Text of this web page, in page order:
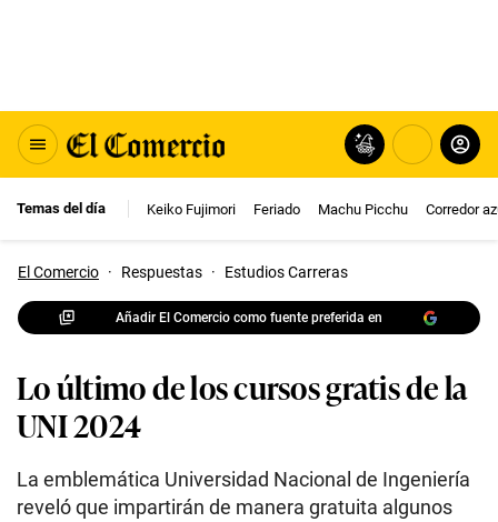
Temas del día Keiko Fujimori Feriado Machu Picchu Corredor
El Comercio · Respuestas · Estudios Carreras
Añadir El Comercio como fuente preferida en
Lo último de los cursos gratis de la
UNI 2024
La emblemática Universidad Nacional de Ingeniería
reveló que impartirán de manera gratuita algunos